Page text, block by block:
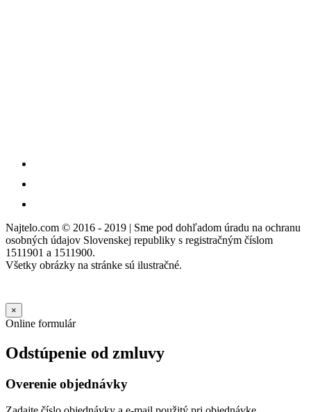
Najtelo.com © 2016 - 2019 | Sme pod dohľadom úradu na ochranu
osobných údajov Slovenskej republiky s registračným číslom
1511901 a 1511900.
Všetky obrázky na stránke sú ilustračné.
×
Online formulár
Odstúpenie od zmluvy
Overenie objednávky